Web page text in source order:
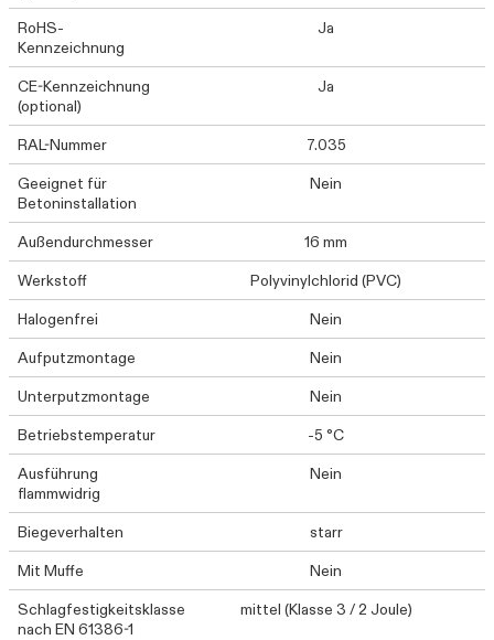
RoHS-
Kennzeichnung
Ja
CE-Kennzeichnung
(optional)
Ja
RAL-Nummer
7.035
Geeignet für
Betoninstallation
Nein
Außendurchmesser
16 mm
Werkstoff
Polyvinylchlorid (PVC)
Halogenfrei
Nein
Aufputzmontage
Nein
Unterputzmontage
Nein
Betriebstemperatur
-5 °C
Ausführung
flammwidrig
Nein
Biegeverhalten
starr
Mit Muffe
Nein
Schlagfestigkeitsklasse
nach EN 61386-1
mittel (Klasse 3 / 2 Joule)